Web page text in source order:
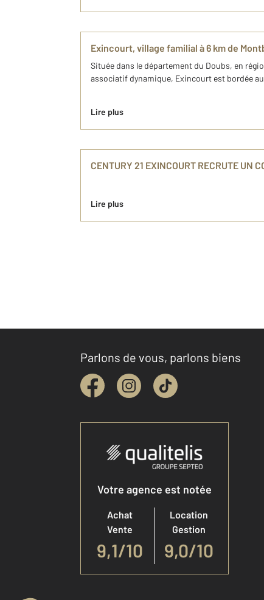
Exincourt, village familial à 6 km de
Située dans le département du Doubs, en
associatif dynamique, Exincourt est bordée
Lire plus
CENTURY 21 EXINCOURT RECRUTE UN
Lire plus
Parlons de vous, parlons biens
Votre agence est notée
Achat
Vente
9,1/10
Location
Gestion
9,0/10